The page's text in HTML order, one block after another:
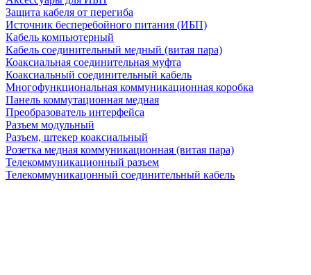
Защита кабеля от перегиба
Источник бесперебойного питания (ИБП)
Кабель компьютерный
Кабель соединительный медный (витая пара)
Коаксиальная соединительная муфта
Коаксиальный соединительный кабель
Многофункциональная коммуникационная коробка
Панель коммутационная медная
Преобразователь интерфейса
Разъем модульный
Разъем, штекер коаксиальный
Розетка медная коммуникационная (витая пара)
Телекоммуникационный разъем
Телекоммуникацонный соединительный кабель